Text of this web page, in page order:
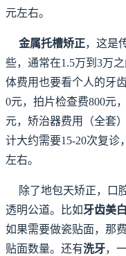
元左右。
金属托槽矫正，这是
些，通常在1.5万到3万
体费用也要看个人的牙
0元，拍片检查费800元
元，矫治器费用（全套
计大约需要15-20次复诊
左右。
除了地包天矫正，口
透明公道。比如 牙齿美白
如果需要做瓷贴面，那
贴面数量。还有洗牙，